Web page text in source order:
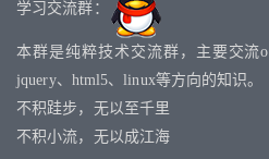
学习交流群：
本群是纯粹技术交流群，主要交流
jquery、html5、linux等方向的知识。
不积跬步，无以至千里
不积小流，无以成江海